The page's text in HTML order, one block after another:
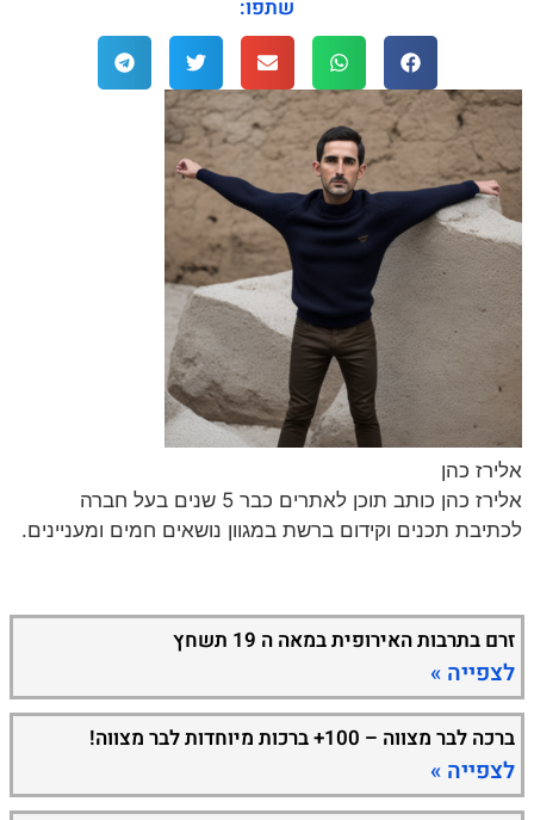
שתפו:
אלירז כהן
אלירז כהן כותב תוכן לאתרים כבר 5 שנים בעל חברה
לכתיבת תכנים וקידום ברשת במגוון נושאים חמים ומעניינים.
זרם בתרבות האירופית במאה ה 19 תשחץ
לצפייה »
ברכה לבר מצווה – 100+ ברכות מיוחדות לבר מצווה!
לצפייה »